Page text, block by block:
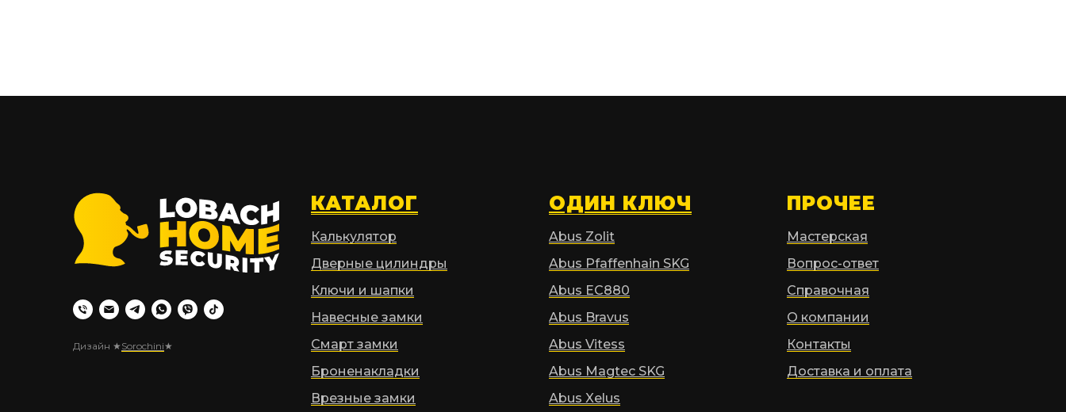
Дизайн ★Sorochini★
КАТАЛОГ
Калькулятор
Дверные цилиндры
Ключи и шапки
Навесные замки
Смарт замки
Броненакладки
Врезные замки
ОДИН КЛЮЧ
Abus Zolit
Abus Pfaffenhain SKG
Abus EC880
Abus Bravus
Abus Vitess
Abus Magtec SKG
Abus Xelus
ПРОЧЕЕ
Мастерская
Вопрос-ответ
Справочная
О компании
Контакты
Доставка и оплата